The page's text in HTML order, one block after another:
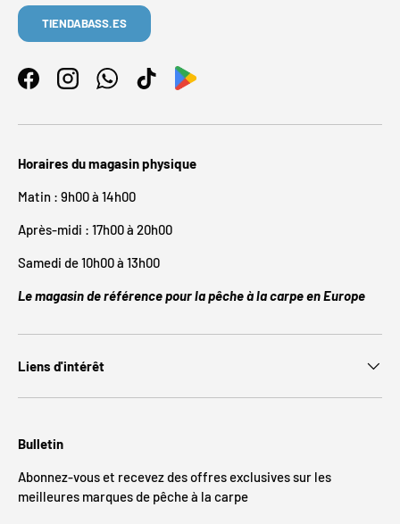
TIENDABASS.ES
FacebookInstagramWhatsAppTikTok
Horaires du magasin physique
Matin : 9h00 à 14h00
Après-midi : 17h00 à 20h00
Samedi de 10h00 à 13h00
Le magasin de référence pour la pêche à la carpe en Europe
Liens d'intérêt
Bulletin
Abonnez-vous et recevez des offres exclusives sur les
meilleures marques de pêche à la carpe